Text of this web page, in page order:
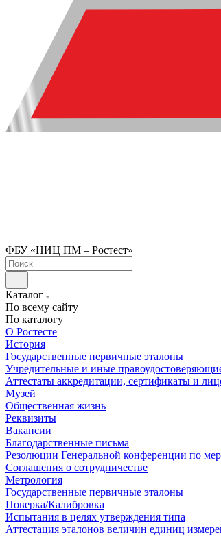
ФБУ «НИЦ ПМ – Ростест»
Каталог
По всему сайту
По каталогу
О Ростесте
История
Государственные первичные эталоны
Учредительные и иные
Аттестаты аккредитации, сертификаты и
Музей
Общественная жизнь
Реквизиты
Вакансии
Благодарственные письма
Резолюции Генеральной конференции по
Соглашения о сотрудничестве
Метрология
Государственные первичные эталоны
Поверка/Калибровка
Испытания в целях утверждения типа
Аттестация эталонов величин единиц